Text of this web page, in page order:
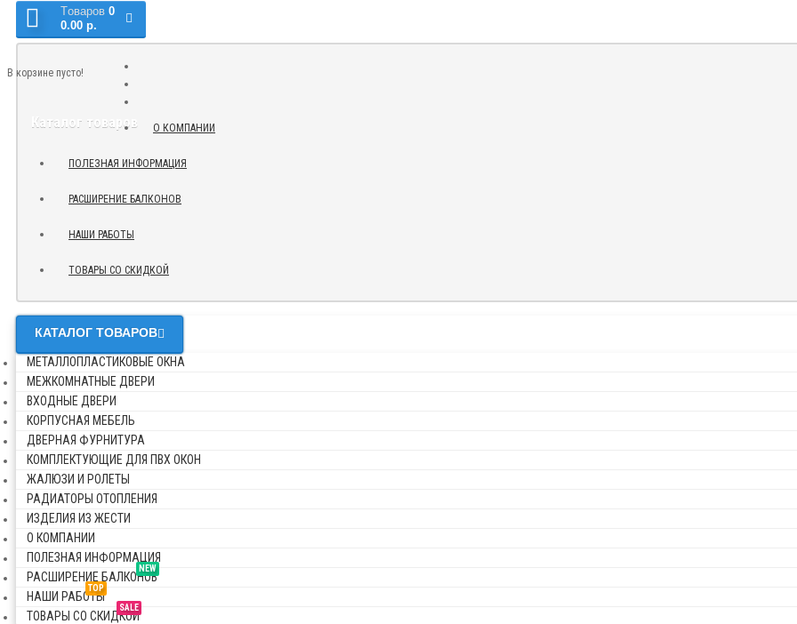
Tоваров 0
0.00 р.
В корзине пусто!
Каталог товаров О КОМПАНИИ
ПОЛЕЗНАЯ ИНФОРМАЦИЯ
РАСШИРЕНИЕ БАЛКОНОВ
НАШИ РАБОТЫ
ТОВАРЫ СО СКИДКОЙ
КАТАЛОГ ТОВАРОВ
МЕТАЛЛОПЛАСТИКОВЫЕ ОКНА
МЕЖКОМНАТНЫЕ ДВЕРИ
ВХОДНЫЕ ДВЕРИ
КОРПУСНАЯ МЕБЕЛЬ
ДВЕРНАЯ ФУРНИТУРА
КОМПЛЕКТУЮЩИЕ ДЛЯ ПВХ ОКОН
ЖАЛЮЗИ И РОЛЕТЫ
РАДИАТОРЫ ОТОПЛЕНИЯ
ИЗДЕЛИЯ ИЗ ЖЕСТИ
О КОМПАНИИ
ПОЛЕЗНАЯ ИНФОРМАЦИЯ
NEW
РАСШИРЕНИЕ БАЛКОНОВ
TOP
НАШИ РАБОТЫ
SALE
ТОВАРЫ СО СКИДКОЙ